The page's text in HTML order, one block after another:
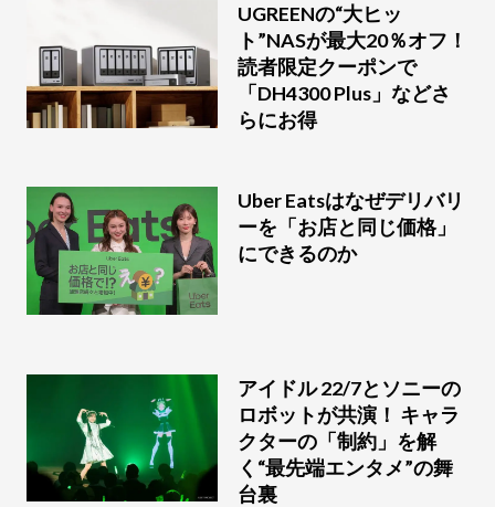
UGREENの“大ヒッ
ト”NASが最大20％オフ！
読者限定クーポンで
「DH4300 Plus」などさ
らにお得
Uber Eatsはなぜデリバリ
ーを「お店と同じ価格」
にできるのか
アイドル 22/7とソニーの
ロボットが共演！ キャラ
クターの「制約」を解
く“最先端エンタメ”の舞
台裏